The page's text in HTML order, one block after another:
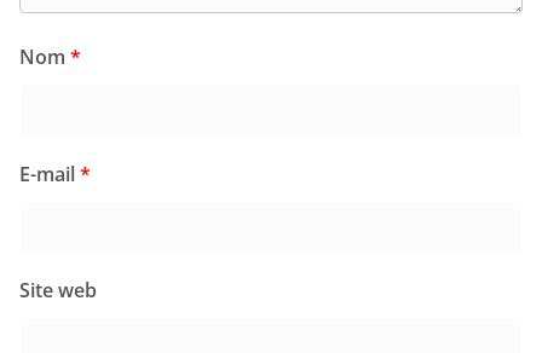
Nom *
E-mail*
Site web